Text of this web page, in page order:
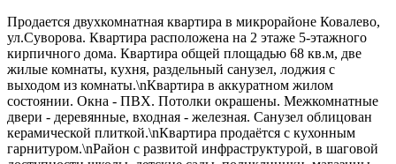
Продается двухкомнатная квартира в микрорайоне Ковалево,
ул.Суворова. Квартира расположена на 2 этаже 5-этажного
кирпичного дома. Квартира общей площадью 68 кв.м, две
жилые комнаты, кухня, раздельный санузел, лоджия с
выходом из комнаты.\nКвартира в аккуратном жилом
состоянии. Окна - ПВХ. Потолки окрашены. Межкомнатные
двери - деревянные, входная - железная. Санузел облицован
керамической плиткой.\nКвартира продаётся с кухонным
гарнитуром.\nРайон с развитой инфраструктурой, в шаговой